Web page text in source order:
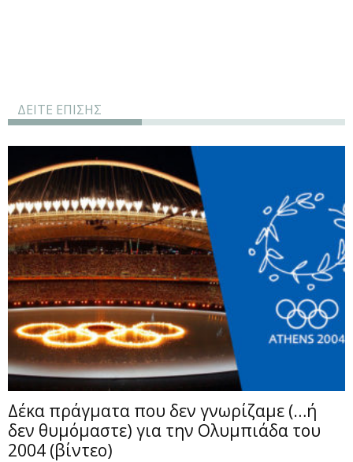
ΔΕΙΤΕ ΕΠΙΣΗΣ
Δέκα πράγματα που δεν γνωρίζαμε (…ή
δεν θυμόμαστε) για την Ολυμπιάδα του
2004 (βίντεο)